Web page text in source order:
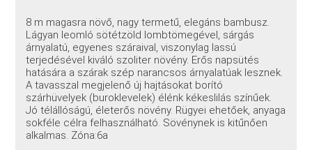
8 m magasra növő, nagy termetű, elegáns bambusz.
Lágyan leomló sötétzöld lombtömegével, sárgás
árnyalatú, egyenes száraival, viszonylag lassú
terjedésével kiváló szoliter növény. Erős napsütés
hatására a szárak szép narancsos árnyalatúak lesznek.
A tavasszal megjelenő új hajtásokat borító
szárhüvelyek (buroklevelek) élénk kékeslilás színűek.
Jó télállóságú, életerős növény. Rügyei ehetőek, anyaga
sokféle célra felhasználható. Sövénynek is kitűnően
alkalmas. Zóna:6a